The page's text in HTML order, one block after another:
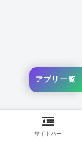
サイドバー
アプリ一覧